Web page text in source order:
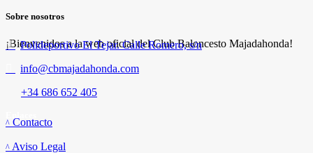
Sobre nosotros
¡Bienvenidos a la web oficial del Club Baloncesto Majadahonda!
Polideportivo El Tejar. Calle Romero, s/n
info@cbmajadahonda.com
+34 686 652 405
Contacto
Aviso Legal